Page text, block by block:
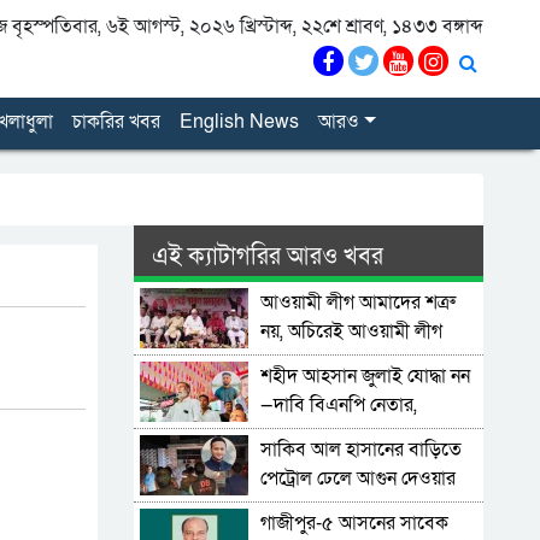
৬ই আগস্ট, ২০২৬ খ্রিস্টাব্দ, ২২শে শ্রাবণ, ১৪৩৩ বঙ্গাব্দ
চাকরির খবর English News আরও
এই ক্যাটাগরির আরও খবর
আওয়ামী লীগ আমাদের শত্রু
নয়, অচিরেই আওয়ামী লীগ
বিএনপির সঙ্গে মিশে যাবে:
সংসদ সদস্য নাছির
শহীদ আহসান জুলাই যোদ্ধা নন
—দাবি বিএনপি নেতার,
জামায়াত নেতা বললেন,
‘সারজিসও ছাত্রলীগ করতেন’
সাকিব আল হাসানের বাড়িতে
পেট্রোল ঢেলে আগুন দেওয়ার
চেষ্টা, ভাঙচুর
গাজীপুর-৫ আসনের সাবেক